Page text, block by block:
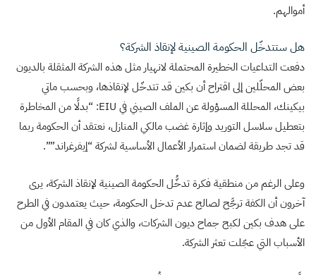
أموالهم.
هل ستتدخّل الحكومة الصينية لإنقاذ الشركة؟
دفعت التداعيات الخطيرة المحتملة لانهيار مثل هذه الشركة المثقلة بالديون
بعض المحلّلين إلى اقتراح أن بكين قد تتدخّل لإنقاذها، وبحسب ماتي
بيكينك، المحللة المسؤولة عن الملف الصيني في EIU: “بدلًا من المخاطرة
بتعطيل سلاسل التوريد وإثارة غضب مالكي المنازل، نعتقد أن الحكومة ربما
قد تجد طريقة لضمان استمرار الأعمال الأساسية لشركة “إيفرغراند””.
وعلى الرغم من منطقية فكرة تدخُّل الحكومة الصينية لإنقاذ الشركة، يرى
آخرون أن الكفة ترجَّح لصالح عدم تدخل الحكومة، حيث يعتمدون في الطرح
على هدف بكين لكبح جماح ديون الشركات، والذي كان في المقام الأول من
الأسباب التي عجّلت تعثر الشركة.